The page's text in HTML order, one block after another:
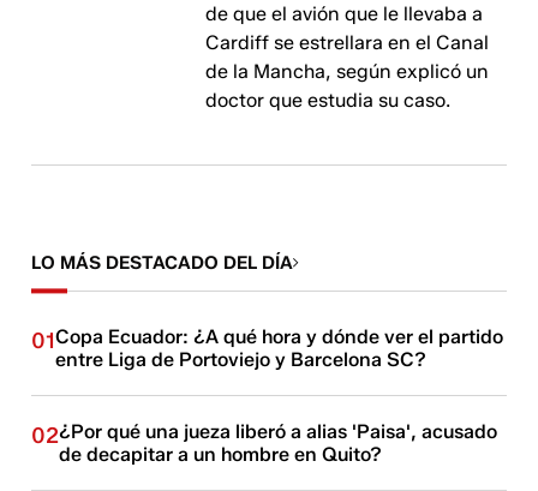
de que el avión que le llevaba a
Cardiff se estrellara en el Canal
de la Mancha, según explicó un
doctor que estudia su caso.
LO MÁS DESTACADO DEL DÍA
01Copa Ecuador: ¿A qué hora y dónde ver el partido
entre Liga de Portoviejo y Barcelona SC?
02¿Por qué una jueza liberó a alias 'Paisa', acusado
de decapitar a un hombre en Quito?